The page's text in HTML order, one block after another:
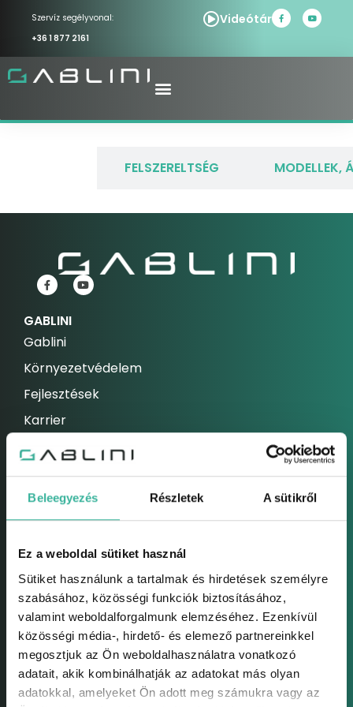
Beleegyezés Részletek A sütikről
Ez a weboldal sütiket használ
Sütiket használunk a tartalmak és hirdetések személyre
szabásához, közösségi funkciók biztosításához,
valamint weboldalforgalmunk elemzéséhez. Ezenkívül
közösségi média-, hirdető- és elemező partnereinkkel
megosztjuk az Ön weboldalhasználatra vonatkozó
adatait, akik kombinálhatják az adatokat más olyan
adatokkal, amelyeket Ön adott meg számukra vagy az
Szervíz segélyvonal:
+36 1 877 2161
Videótár
FELSZERELTSÉG MODELLEK,
GABLINI
Gablini
Környezetvédelem
Fejlesztések
Karrier
Hírek
Elektromos autók
Használtautók
Használtautó felvásárlás
Bizományos értékesítés
Használt modelljeink